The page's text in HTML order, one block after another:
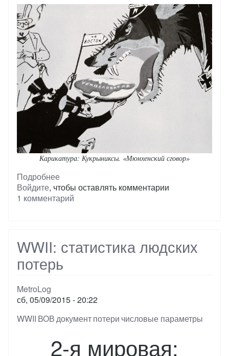
Карикатура: Кукрыниксы. «Мюнхенский сговор»
Подробнее
Мюнхенский
сговор
Войдите, чтобы оставлять комментарии
1 комментарий
WWII: статистика людских
потерь
MetroLog
сб, 05/09/2015 - 20:22
Тэги
WWII ВОВдокументпотери числовые параметры
2-я мировая: